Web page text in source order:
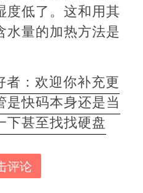
度低了。这和用其
水量的加热方法是
者：欢迎你补充更
是快码本身还是当
下甚至找找硬盘
评论